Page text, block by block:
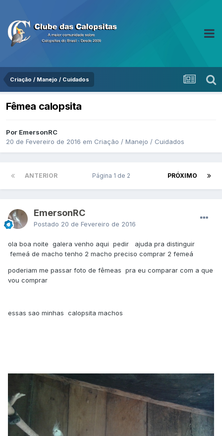
Criação / Manejo / Cuidados
Fêmea calopsita
Por EmersonRC
20 de Fevereiro de 2016 em Criação / Manejo / Cuidados
ANTERIOR PRÓXIMO
Página 1 de 2
EmersonRC
Postado 20 de Fevereiro de 2016
ola boa noite galera venho aqui pedir ajuda pra distinguir
femeá de macho tenho 2 macho preciso comprar 2 femeá
poderiam me passar foto de fêmeas pra eu comparar com a que
vou comprar
essas sao minhas calopsita machos